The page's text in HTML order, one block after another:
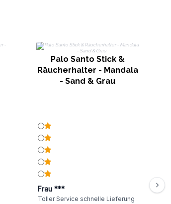
Palo Santo Stick &
Räucherhalter - Mandala
- Sand & Grau
Frau ***
Toller Service schnelle Lieferung